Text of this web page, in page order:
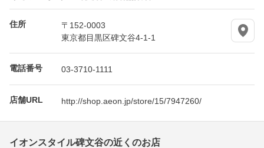
住所
〒152-0003
東京都目黒区碑文谷4-1-1
電話番号 03-3710-1111
店舗URL http://shop.aeon.jp/store/15/7947260/
イオンスタイル碑文谷の近くのお店